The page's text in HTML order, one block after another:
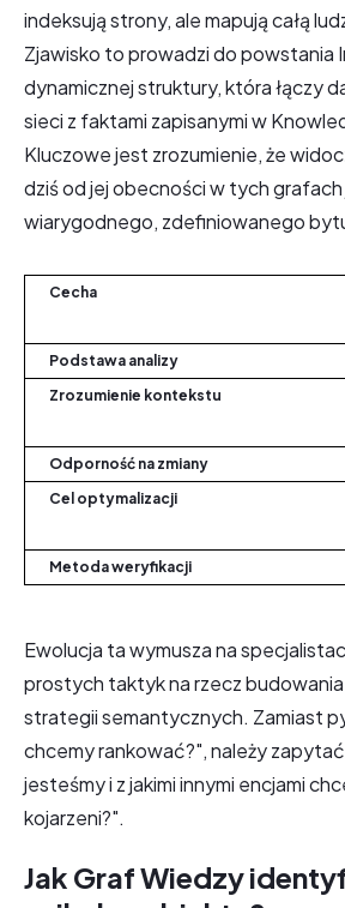
indeksują strony, ale mapują całą
Zjawisko to prowadzi do powstania
dynamicznej struktury, która łączy
sieci z faktami zapisanymi w
Kluczowe jest zrozumienie, że
dziś od jej obecności w tych grafach
wiarygodnego, zdefiniowanego
Cecha
Podstawa analizy
Zrozumienie kontekstu
Odporność na zmiany
Cel optymalizacji
Metoda weryfikacji
Ewolucja ta wymusza na
prostych taktyk na rzecz
strategii semantycznych. Zamiast
chcemy rankować?", należy
jesteśmy i z jakimi innymi encjami
kojarzeni?".
Jak Graf Wiedzy